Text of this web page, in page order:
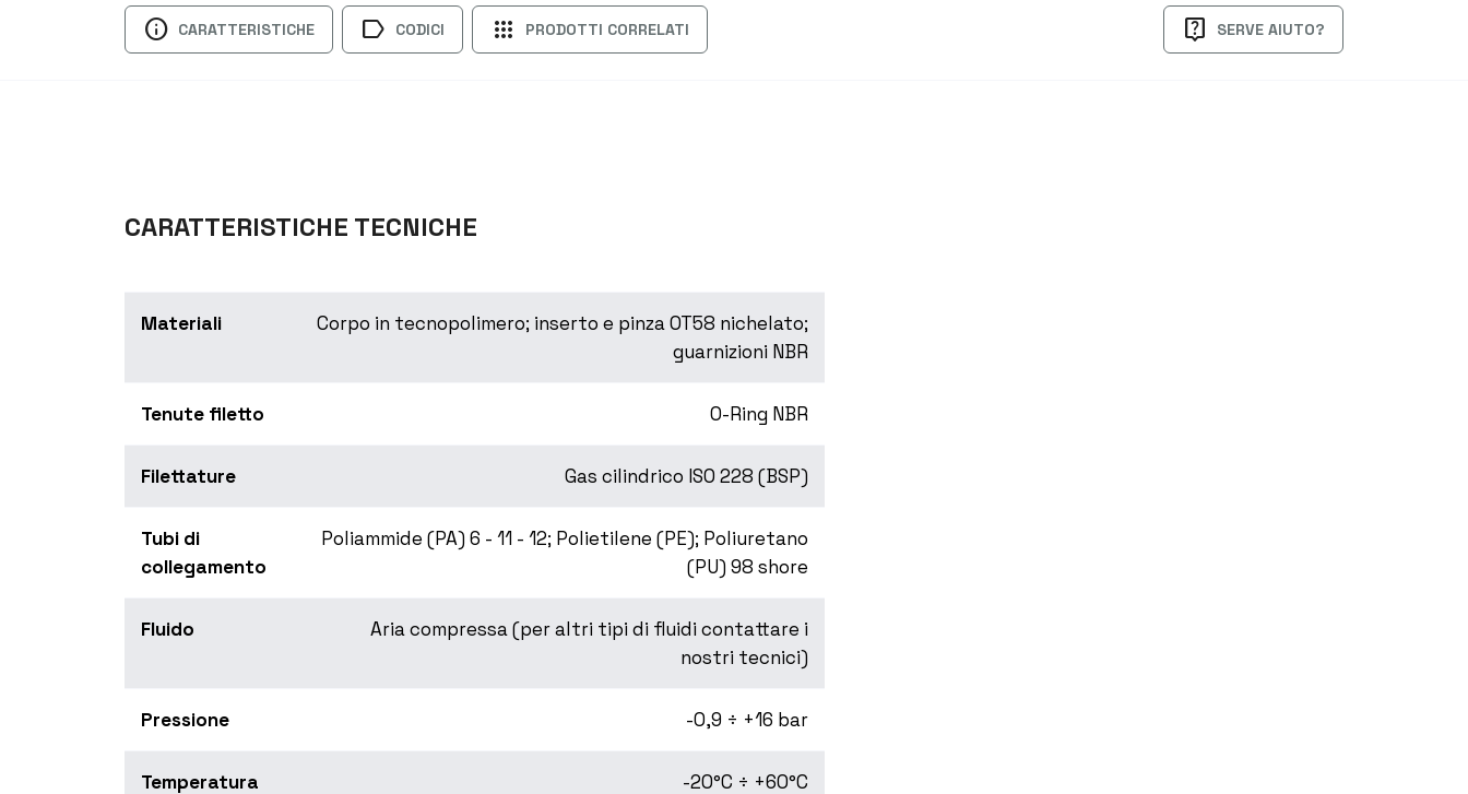
info CARATTERISTICHE label CODICI apps PRODOTTI CORRELATI live_help SERVE AIUTO?
CARATTERISTICHE TECNICHE
Materiali
Corpo in tecnopolimero; inserto e pinza OT58 nichelato;
guarnizioni NBR
Tenute filetto O-Ring NBR
Filettature Gas cilindrico ISO 228 (BSP)
Tubi di
collegamento
Poliammide (PA) 6 - 11 - 12; Polietilene (PE); Poliuretano
(PU) 98 shore
Fluido
Aria compressa (per altri tipi di fluidi contattare i
nostri tecnici)
Pressione -0,9 ÷ +16 bar
Temperatura -20°C ÷ +60°C